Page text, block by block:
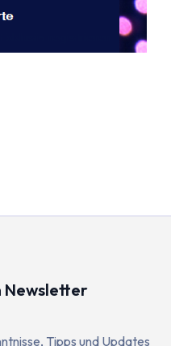
Newsletter
Tipps und Updates